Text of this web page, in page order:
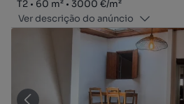
Tipologia
T2
Zona60 m²
Preço por metro quadrado
3000 €/m²
Ver descrição do anúncio